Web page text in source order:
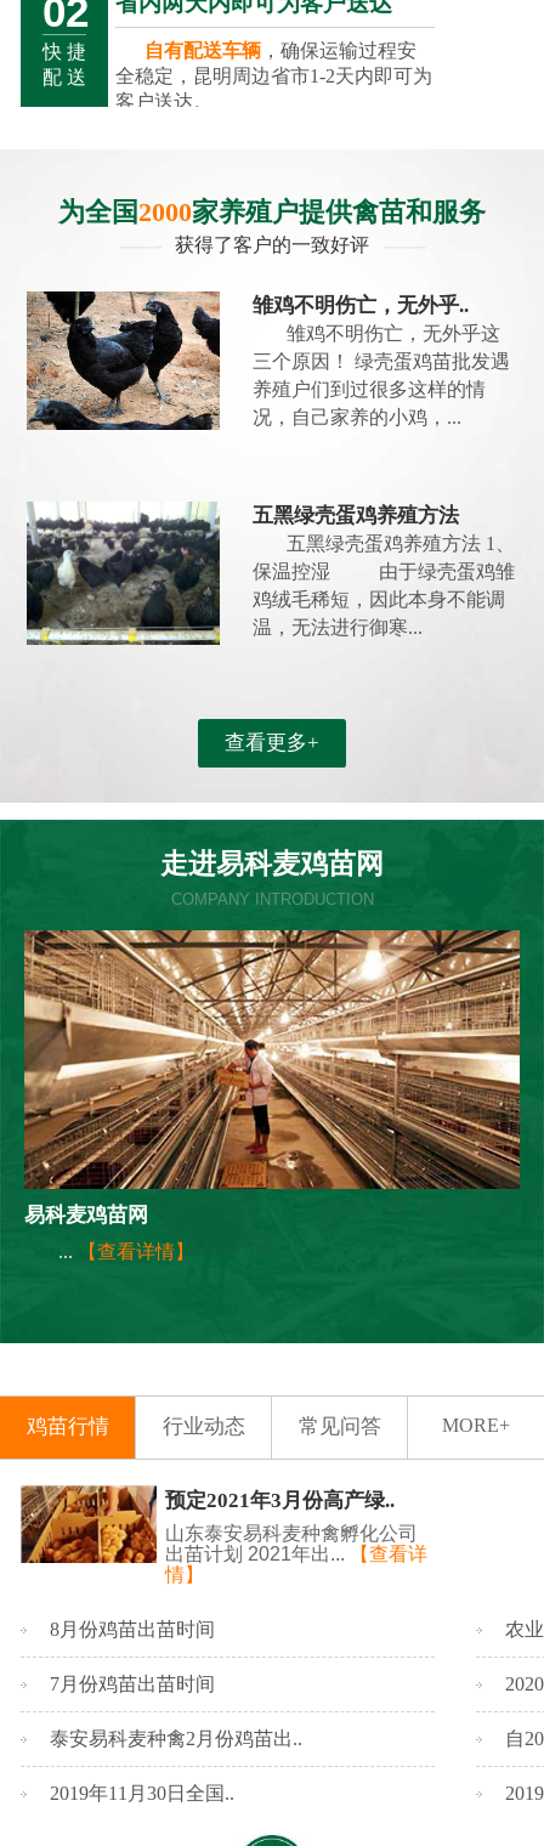
02
快 捷
配 送
自有配送车辆 ，确保运输过程安
全稳定，昆明周边省市1-2天内即可为
客户送达。
为全国2000家养殖户提供禽苗和服务
获得了客户的一致好评
雏鸡不明伤亡，无外乎..
雏鸡不明伤亡，无外乎这
三个原因！ 绿壳蛋鸡苗批发遇
养殖户们到过很多这样的情
况，自己家养的小鸡，...
五黑绿壳蛋鸡养殖方法
五黑绿壳蛋鸡养殖方法 1、
保温控湿 由于绿壳蛋鸡雏
鸡绒毛稀短，因此本身不能调
温，无法进行御寒...
查看更多+
走进易科麦鸡苗网
COMPANY INTRODUCTION
易科麦鸡苗网
... 【查看详情】
MORE+
鸡苗行情 行业动态 常见问答
预定2021年3月份高产绿..
山东泰安易科麦种禽孵化公司
出苗计划 2021年出...
【查看详
情】
8月份鸡苗出苗时间
7月份鸡苗出苗时间
泰安易科麦种禽2月份鸡苗出..
2019年11月30日全国..
农
自